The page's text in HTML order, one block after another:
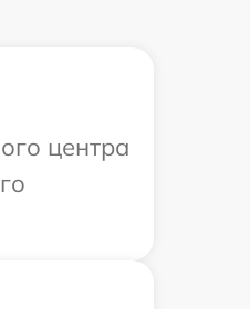
центра